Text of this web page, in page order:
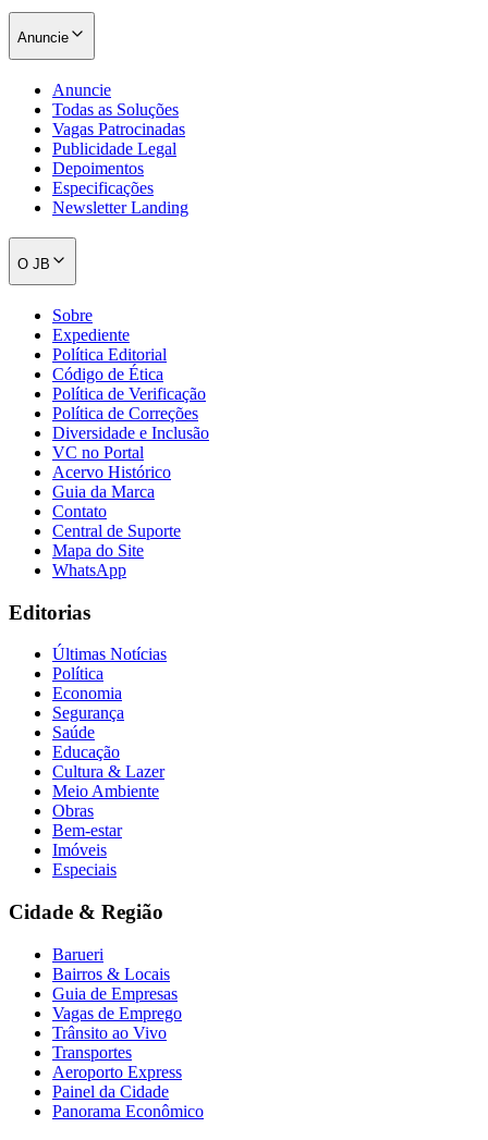
Santos
Flamengo
Anuncie
Anuncie
Todas as Soluções
Vagas Patrocinadas
Publicidade Legal
Depoimentos
Especificações
Newsletter Landing
O JB
Sobre
Expediente
Política Editorial
Código de Ética
Política de Verificação
Política de Correções
Diversidade e Inclusão
VC no Portal
Acervo Histórico
Guia da Marca
Contato
Central de Suporte
Mapa do Site
WhatsApp
Editorias
Últimas Notícias
Política
Economia
Segurança
Saúde
Educação
Cultura & Lazer
Meio Ambiente
Obras
Bem-estar
Imóveis
Especiais
Cidade & Região
Barueri
Bairros & Locais
Guia de Empresas
Vagas de Emprego
Trânsito ao Vivo
Transportes
Aeroporto Express
Painel da Cidade
Panorama Econômico